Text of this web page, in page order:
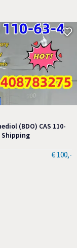
(BDO) CAS 110-
Shipping
€ 100,-